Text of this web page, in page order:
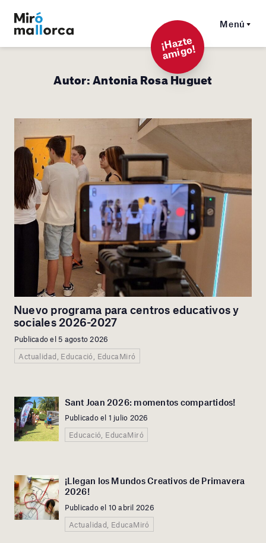
Menú
¡
Hazt
e
a
mi
g
o!
Autor:Antonia Rosa Huguet
Nuevo programa para centros educativos y
sociales 2026-2027
Publicado el 5 agosto 2026
Actualidad, Educació, EducaMiró
Sant Joan 2026: momentos compartidos!
Publicado el 1 julio 2026
Educació, EducaMiró
¡Llegan los Mundos Creativos de Primavera
2026!
Publicado el 10 abril 2026
Actualidad, EducaMiró